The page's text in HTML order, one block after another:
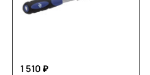
1 510 ₽